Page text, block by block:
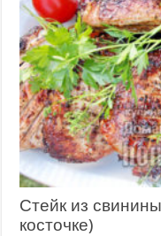
Стейк из
косточке)